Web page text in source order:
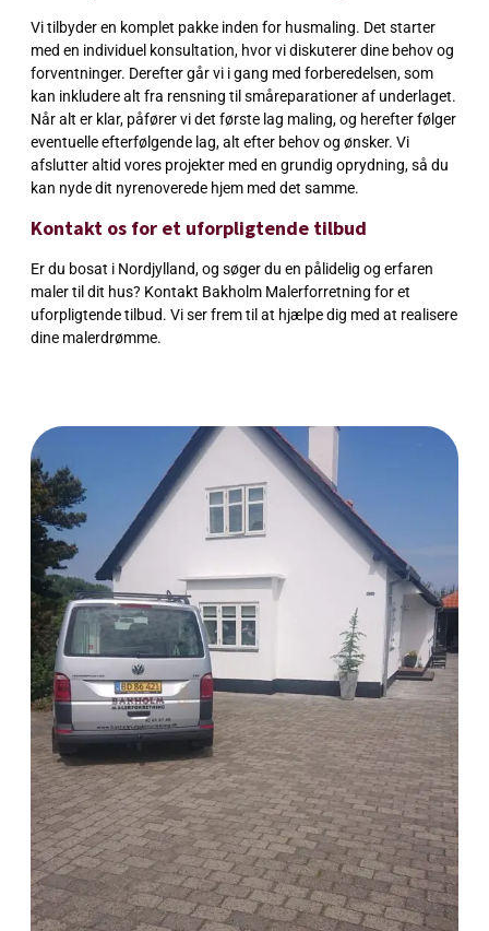
Vi tilbyder en komplet pakke inden for husmaling. Det starter
med en individuel konsultation, hvor vi diskuterer dine behov og
forventninger. Derefter går vi i gang med forberedelsen, som
kan inkludere alt fra rensning til småreparationer af underlaget.
Når alt er klar, påfører vi det første lag maling, og herefter følger
eventuelle efterfølgende lag, alt efter behov og ønsker. Vi
afslutter altid vores projekter med en grundig oprydning, så du
kan nyde dit nyrenoverede hjem med det samme.
Kontakt os for et uforpligtende tilbud
Er du bosat i Nordjylland, og søger du en pålidelig og erfaren
maler til dit hus? Kontakt Bakholm Malerforretning for et
uforpligtende tilbud. Vi ser frem til at hjælpe dig med at realisere
dine malerdrømme.